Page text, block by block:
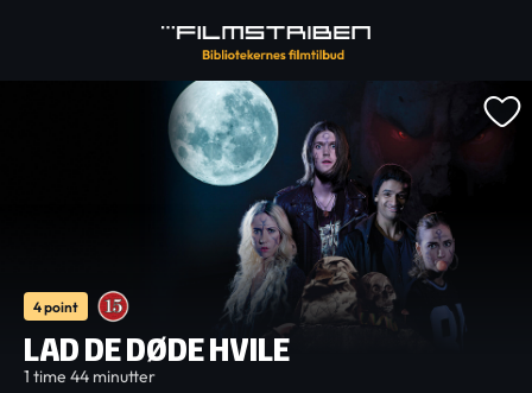
4 point
LAD DE DØDE HVILE
1 time 44 minutter